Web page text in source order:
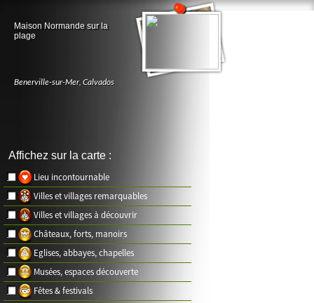
Maison Normande sur la
plage
Benerville-sur-Mer, Calvados
Affichez sur la carte :
Lieu incontournable
Villes et villages remarquables
Villes et villages à découvrir
Châteaux, forts, manoirs
Eglises, abbayes, chapelles
Musées, espaces découverte
Fêtes & festivals